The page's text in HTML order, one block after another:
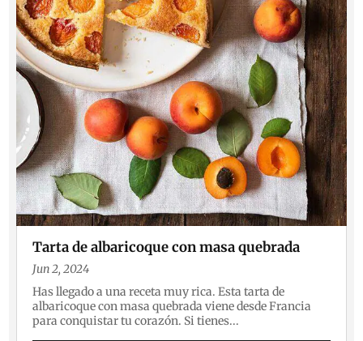
Tarta de albaricoque con masa quebrada
Jun 2, 2024
Has llegado a una receta muy rica. Esta tarta de
albaricoque con masa quebrada viene desde Francia
para conquistar tu corazón. Si tienes...